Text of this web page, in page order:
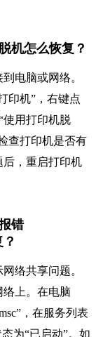
机怎么恢复？
电脑或网络。
印机”，右键点
使用打印机脱
查打印机是否有
后，重启打印机
错
络共享问题。
上。在电脑
，在服务列表
为“已启动”。如